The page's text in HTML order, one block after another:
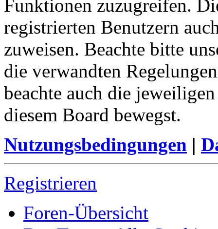
Funktionen zuzugreifen.
registrierten Benutzern
zuweisen. Beachte bitte
die verwandten
beachte auch die
diesem Board bewegst.
Nutzungsbedingungen |
Registrieren
Foren-Übersicht